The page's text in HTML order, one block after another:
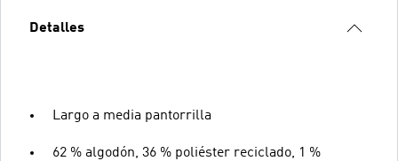
Detalles
Largo a media pantorrilla
62 % algodón, 36 % poliéster reciclado, 1 %